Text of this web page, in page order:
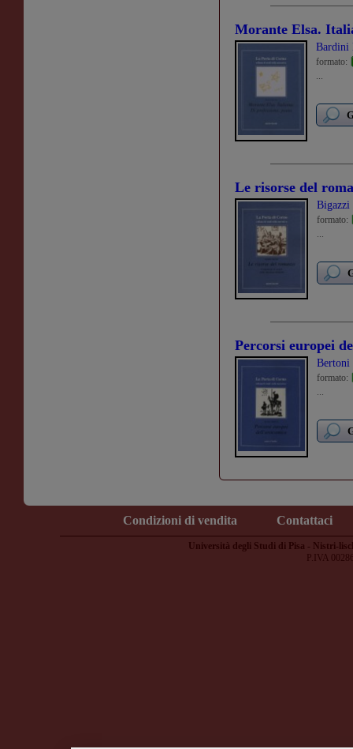
Morante Elsa.
Bardini
formato:
...
Le risorse del
Bigazzi
formato:
...
Percorsi europei
Bertoni
formato:
...
Condizioni di vendita Contattaci
Università degli Studi di Pisa - Nistri-
P.IVA